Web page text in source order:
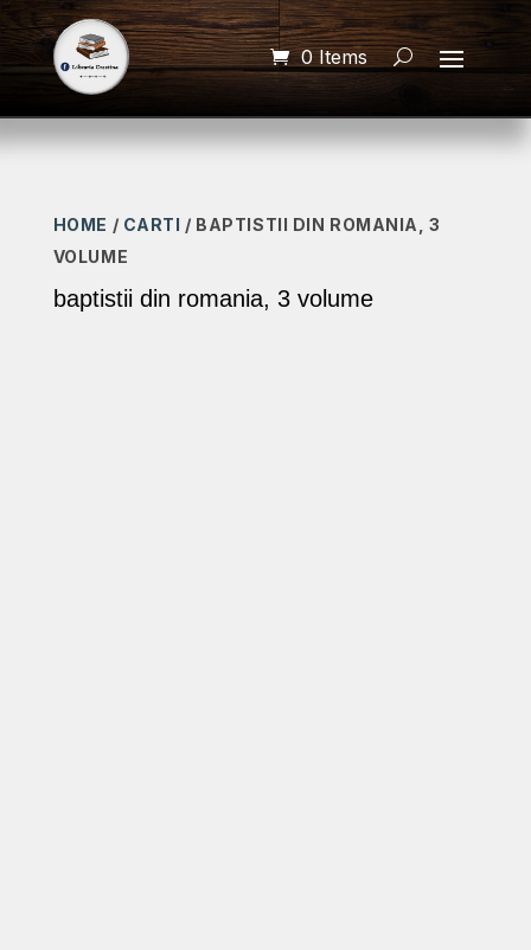
0 Items
HOME / CARTI / BAPTISTII DIN ROMANIA, 3
VOLUME
baptistii din romania, 3 volume